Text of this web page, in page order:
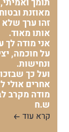
תומך
מאוזנת
זהו ערך שלא
אותו מאוד.
אני מודה לך
על חוכמה,
ונחישות.
ועל כך
אחרים אולי
מודה מקרב
ש.ח
קרא עוד